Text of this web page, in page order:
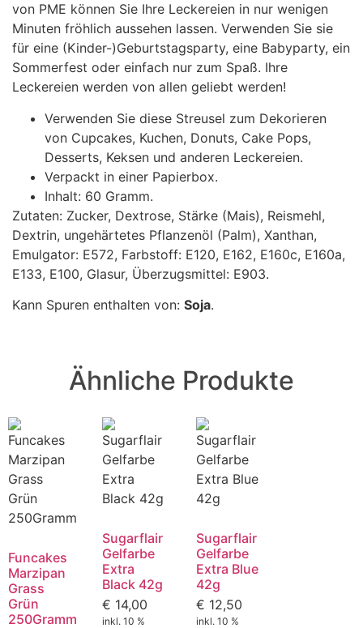
von PME können Sie Ihre Leckereien in nur wenigen
Minuten fröhlich aussehen lassen. Verwenden Sie sie
für eine (Kinder-)Geburtstagsparty, eine Babyparty, ein
Sommerfest oder einfach nur zum Spaß. Ihre
Leckereien werden von allen geliebt werden!
Verwenden Sie diese Streusel zum Dekorieren
von Cupcakes, Kuchen, Donuts, Cake Pops,
Desserts, Keksen und anderen Leckereien.
Verpackt in einer Papierbox.
Inhalt: 60 Gramm.
Zutaten: Zucker, Dextrose, Stärke (Mais), Reismehl,
Dextrin, ungehärtetes Pflanzenöl (Palm), Xanthan,
Emulgator: E572, Farbstoff: E120, E162, E160c, E160a,
E133, E100, Glasur, Überzugsmittel: E903.
Kann Spuren enthalten von: Soja.
Ähnliche Produkte
Funcakes
Marzipan
Grass
Grün
250Gramm
Sugarflair
Gelfarbe
Extra
Black 42g
€ 14,00
inkl. 10 %
Sugarflair
Gelfarbe
Extra Blue
42g
€ 12,50
inkl. 10 %